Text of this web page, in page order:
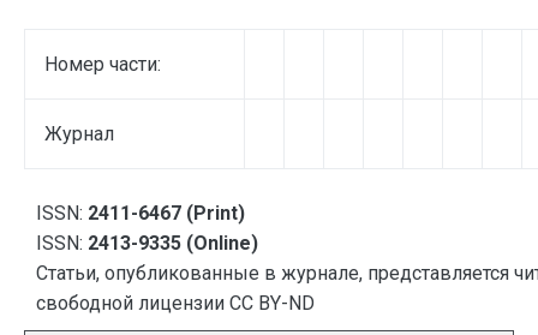
Номер части:
Журнал
ISSN: 2411-6467 (Print)
ISSN: 2413-9335 (Online)
Статьи, опубликованные в журнале, представляется
свободной лицензии CC BY-ND